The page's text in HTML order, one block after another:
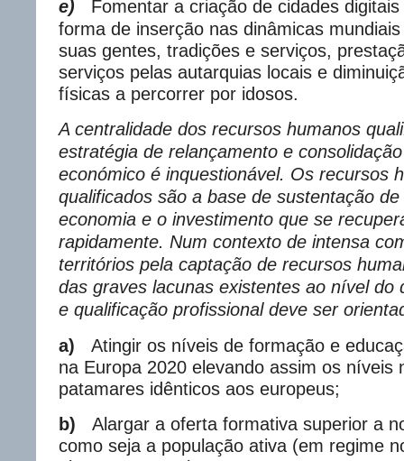
e)
Fomentar a criação de cidades
forma de inserção nas dinâmicas
suas gentes, tradições e serviços,
serviços pelas autarquias locais e
físicas a percorrer por idosos.
A centralidade dos recursos humanos
estratégia de relançamento e
económico é inquestionável. Os recursos
qualificados são a base de sustentação
economia e o investimento que se
rapidamente. Num contexto de intensa
territórios pela captação de recursos
das graves lacunas existentes ao nível do
e qualificação profissional deve ser
a) Atingir os níveis de formação e
na Europa 2020 elevando assim os níveis
patamares idênticos aos europeus;
b) Alargar a oferta formativa superior a
como seja a população ativa (em regime